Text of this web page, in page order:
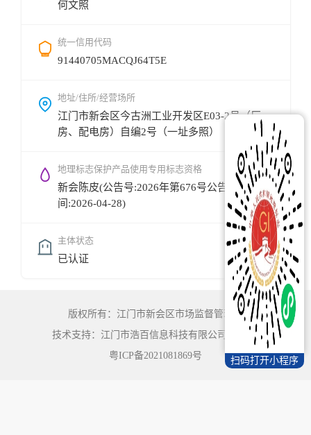
地标地图
用户登录
何文照
统一信用代码
91440705MACQJ64T5E
地址/住所/经营场所
江门市新会区今古洲工业开发区E03-2号（厂
房、配电房）自编2号（一址多照）
地理标志保护产品使用专用标志资格
新会陈皮(公告号:2026年第676号公告,公告时
间:2026-04-28)
主体状态
已认证
扫码打开小程序
版权所有：江门市新会区市场监督管理局
技术支持：江门市浩百信息科技有限公司
2022
粤ICP备2021081869号